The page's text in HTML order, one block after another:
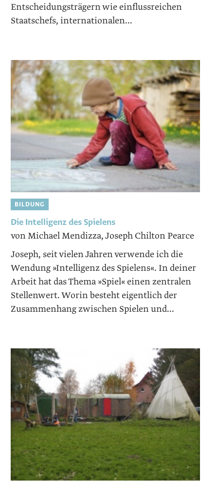
Entscheidungsträgern wie einflussreichen
Staatschefs, internationalen...
BILDUNG
Die Intelligenz des Spielens
von Michael Mendizza, Joseph Chilton Pearce
Joseph, seit vielen Jahren verwende ich die
Wendung »Intelligenz des Spielens«. In deiner
Arbeit hat das Thema »Spiel« einen zentralen
Stellenwert. Worin besteht eigentlich der
Zusammenhang zwischen Spielen und...